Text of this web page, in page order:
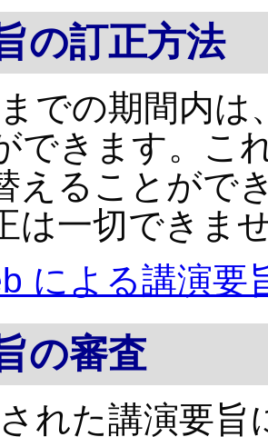
の訂正方法
での期間内は
できます。こ
えることがで
は一切できま
による講演要
の審査
れた講演要旨